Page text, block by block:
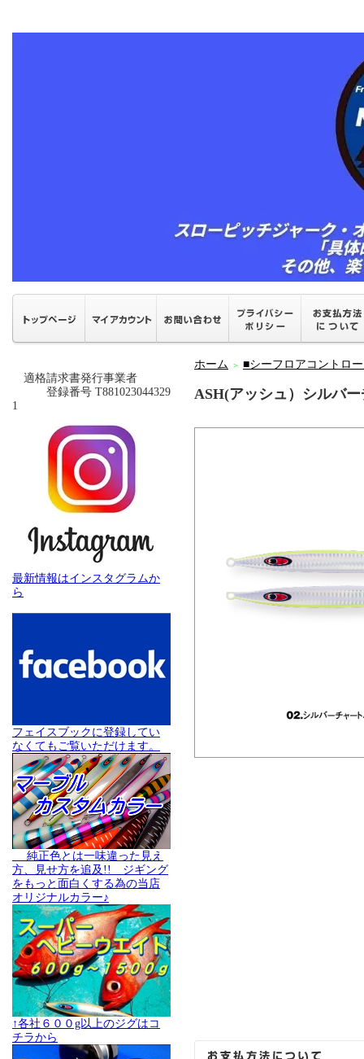
適格請求書発行事業者
登録番号 T881023044329
1
最新情報はインスタグラムか
ら
フェイスブックに登録してい
なくてもご覧いただけます。
純正色とは一味違った見え
方、見せ方を追及!! ジギング
をもっと面白くする為の当店
オリジナルカラー♪
↑各社６００g以上のジグはコ
チラから
ホーム ＞ ■シーフロアコントロ
ASH(アッシュ）シルバ